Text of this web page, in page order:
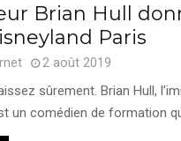
Brian Hull
Paris
2 août 2019
sûrement. Brian Hull,
un comédien de formation